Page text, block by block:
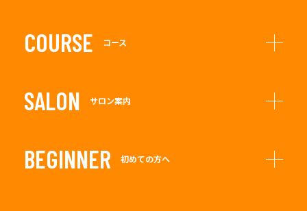
COURSE コース
SALON サロン案内
BEGINNER 初めての方へ